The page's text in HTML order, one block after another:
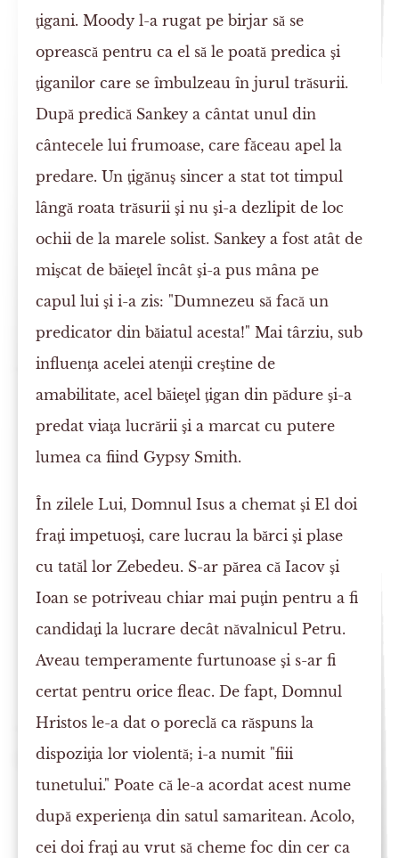
ţigani. Moody l-a rugat pe birjar să se
oprească pentru ca el să le poată predica şi
ţiganilor care se îmbulzeau în jurul trăsurii.
După predică Sankey a cântat unul din
cântecele lui frumoase, care făceau apel la
predare. Un ţigănuş sincer a stat tot timpul
lângă roata trăsurii şi nu şi-a dezlipit de loc
ochii de la marele solist. Sankey a fost atât de
mişcat de băieţel încât şi-a pus mâna pe
capul lui şi i-a zis: "Dumnezeu să facă un
predicator din băiatul acesta!" Mai târziu, sub
influenţa acelei atenţii creştine de
amabilitate, acel băieţel ţigan din pădure şi-a
predat viaţa lucrării şi a marcat cu putere
lumea ca fiind Gypsy Smith.
În zilele Lui, Domnul Isus a chemat şi El doi
fraţi impetuoşi, care lucrau la bărci şi plase
cu tatăl lor Zebedeu. S-ar părea că Iacov şi
Ioan se potriveau chiar mai puţin pentru a fi
candidaţi la lucrare decât năvalnicul Petru.
Aveau temperamente furtunoase şi s-ar fi
certat pentru orice fleac. De fapt, Domnul
Hristos le-a dat o poreclă ca răspuns la
dispoziţia lor violentă; i-a numit "fiii
tunetului." Poate că le-a acordat acest nume
după experienţa din satul samaritean. Acolo,
cei doi fraţi au vrut să cheme foc din cer ca